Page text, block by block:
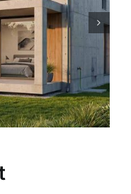
Estetik: 5
Besi
Atap